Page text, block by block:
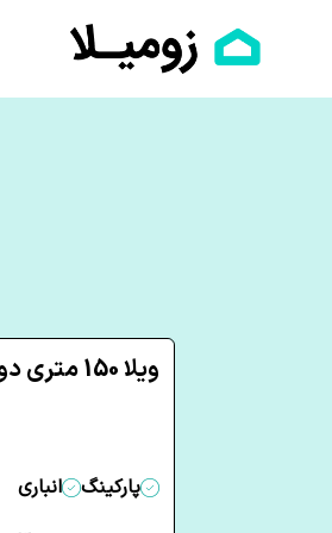
ویلا 150 متری دو خوابه در حسن آباد نهاوند
پارکینگ
انباری